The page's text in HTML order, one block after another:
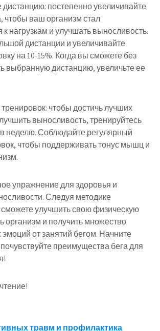
дистанцию: постепенно увеличивайте
чтобы ваш организм стал
к нагрузкам и улучшать выносливость.
дистанции и увеличивайте
на 10-15%. Когда вы сможете без
выбранную дистанцию, увеличьте ее
тренировок: чтобы достичь лучших
выносливость, тренируйтесь
неделю. Соблюдайте регулярный
чтобы поддерживать тонус мышц и
упражнение для здоровья и
Следуя методике
улучшить свою физическую
организм и получить множество
от занятий бегом. Начните
преимущества бега для
травм и профилактика